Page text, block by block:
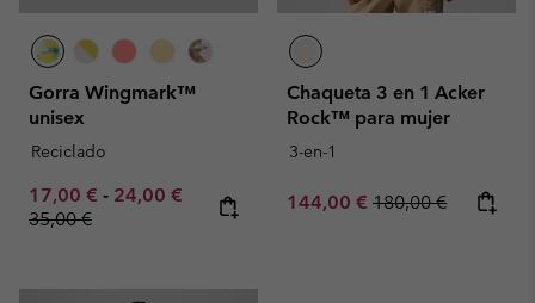
Gorra Wingmark™
unisex
Reciclado
Minimum sale price:
17,00 € - Maximum sale price:
24,00 € Regular price:
35,00 €
Chaqueta 3 en 1 Acker
Rock™ para mujer
3-en-1
Sale price:
144,00 € Regular price:
180,00 €